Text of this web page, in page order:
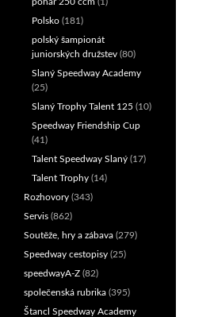
Polsko (181)
polský šampionát
juniorských družstev (80)
Slaný Speedway Academy
(25)
Slaný Trophy Talent 125 (10)
Speedway Friendship Cup
(41)
Talent Speedway Slaný (17)
Talent Trophy (14)
Rozhovory (343)
Servis (862)
Soutěže, hry a zábava (279)
Speedway cestopisy (25)
speedwayA-Z (82)
společenská rubrika (395)
Štancl Speedway Academy